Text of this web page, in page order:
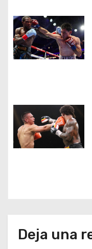
t
r
a
s
Deja una